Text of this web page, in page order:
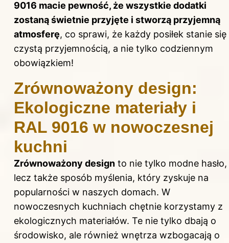
9016 macie pewność, że wszystkie dodatki
zostaną świetnie przyjęte i stworzą przyjemną
atmosferę, co sprawi, że każdy posiłek stanie się
czystą przyjemnością, a nie tylko codziennym
obowiązkiem!
Zrównoważony design:
Ekologiczne materiały i
RAL 9016 w nowoczesnej
kuchni
Zrównoważony design to nie tylko modne hasło,
lecz także sposób myślenia, który zyskuje na
popularności w naszych domach. W
nowoczesnych kuchniach chętnie korzystamy z
ekologicznych materiałów. Te nie tylko dbają o
środowisko, ale również wnętrza wzbogacają o